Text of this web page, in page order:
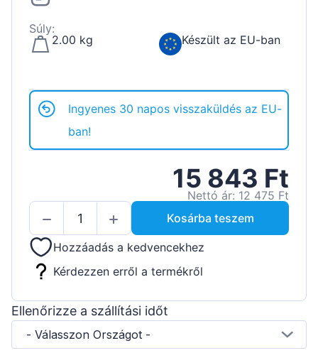
Súly:
2.00 kg
Készült az EU-ban
Ingyenes 30 napos visszaküldés az EU-
ban!
15 843 Ft
Nettó ár: 12 475 Ft
Kosárba teszem
Hozzáadás a kedvencekhez
Kérdezzen erről a termékről
Ellenőrizze a szállítási időt
- Válasszon Országot -